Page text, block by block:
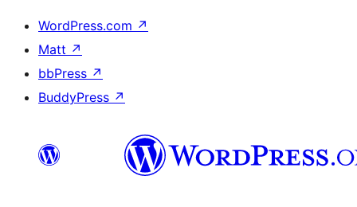
WordPress.com ↗
Matt ↗
bbPress ↗
BuddyPress ↗